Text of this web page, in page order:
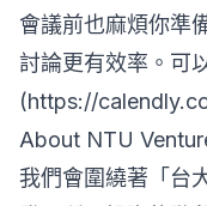
會議前也麻煩你準
討論更有效率。可
(https://
About NTU
我們會圍繞著「台